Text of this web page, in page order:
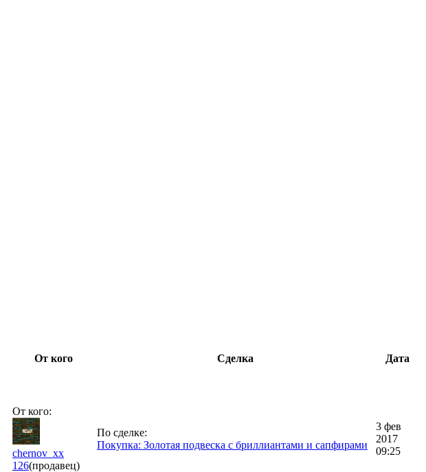
От кого Сделка
Дата
От кого:
chernov_xx
126(продавец)
По сделке:
Покупка: Золотая подвеска с бриллиантами и сапфирами
3 фев
2017
09:25